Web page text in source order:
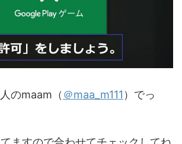
のmaam（ ＠maa_m111 ）でっ